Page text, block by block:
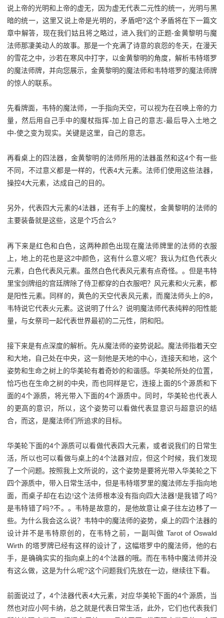
说上帝的光明和上帝的虚无，因为虚无代表二元性的统一，光明与黑
暗的统一，这里又说上帝是光明的，矛盾吧?这个矛盾将在下一篇文
章中解答，现在我们姑且将之略过，进入我们的正题-金黄黎明与魔
法师那凄美动人的故事。那是一个充满了诗意的哀怨的冬天，在漫天
的雪花之中，沙若在寒风中打字，以金黄黎明的角度，解析韦特塔罗
的魔法师牌，并向您展示，金黄黎明的魔法师和韦特塔罗的魔法师牌
的惊人的联系。
先看牌面，韦特的魔法师，一手指向天空，可以视为在召唤上帝的力
量，然后用自己手中的魔杖指挥-加上自己的意志-最后导入土地之
中-使之变为现实。关键是这里，自己的意志。
再看桌上的四法器，金黄黎明的法师所用的法器虽然和这4个有一些
不同，不过意义都是一样的，代表4大元素。法师们使用这些法器，
操控4大元素，达成自己的目的。
另外，代表四大元素的4法器，还有手上的魔杖，金黄黎明的法师的
主要装备就是这些，这是个巧合么?
再下来是红色和白色，这两种颜色出现在魔法师牌里的法师的衣服
上，地上的花也是这2中颜色，这有什么意义呢？我认为红色代表火
元素，白色代表风元素。虽然白色代表风元素有点奇怪。。但是韦特
里宝剑牌组的宫廷牌除了侍卫都穿的白衣服吧？风元素和火元素，都
是阳性元素。同样的，黄色的天空代表风元素，而魔法师头上的8，
韦特说它代表火元素。这说明了什么？说明魔法师代表纯粹的阳性能
量，与女祭司一起代表世界最初的二元性，阴和阳。
接下来是有点深度的解析。先从魔法师的姿势说起。魔法师指着天空
和大地，自己处在中央，这一刻他是天地的中心，连接天和地，这个
姿势和生命之树上的华美轮有着奇妙的和谐感。华美轮所处的位置，
恰巧也在生命之树的中央，而也同样是它，连接上面的5个源质和下
面的4个源质，将光带入下面的4个源质中。同时，华美轮也代表人
的更高的意识，所以，这个姿势可以看做代表显意识与超意识的结
合，而这，是魔法师们所追求的目标。
华美轮下面的4个源质可以看做代表四大元素，或者说我们的日常生
活，所以也可以看做与桌上的4个法器对应，但这个时候，我们发现
了一个问题。按照我上文所说的，这个姿势是要将光带入华美轮之下
四个源质中，带入日常生活中，但是韦特塔罗里的魔法师左手指向地
面，而桌子却在右边!这个法师根本没有指向四大法器!是我错了吗?
是韦特错了吗?不。。韦特是故意的，是他故意让桌子往左边移了一
些。为什么我会这么说？韦特中的魔法师的姿势，桌上的四个法器的
设计并不是韦特原创的，在韦特之前，一副叫做 Tarot of Oswald
Wirth 的塔罗牌已经有这样的设计了，这幅塔罗中的魔法师，他的右
手，是确确实实的指向桌上的4个法器的哦。而在韦特中魔法师并没
有这么做，这是为什么呢?这个问题我们先放在一边，继续往下看。
前面说过了，4个法器代表4大元素，对应华美轮下面的4个源质，当
然也对应小阿卡纳，总之就是代表日常生活，此外，它们也代表我们